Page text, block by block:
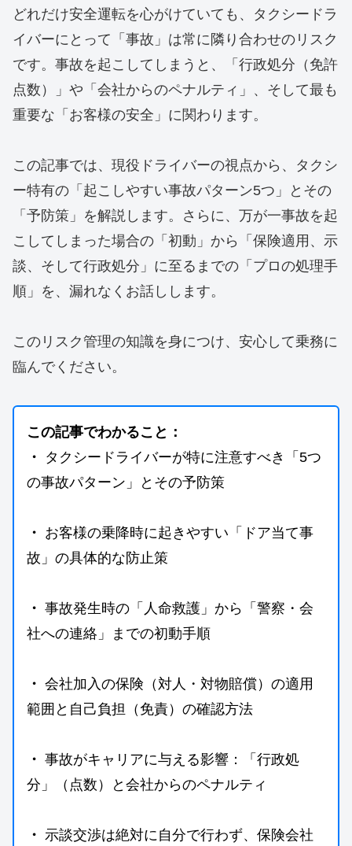
どれだけ安全運転を心がけていても、タクシードラ
イバーにとって「事故」は常に隣り合わせのリスク
です。事故を起こしてしまうと、「行政処分（免許
点数）」や「会社からのペナルティ」、そして最も
重要な「お客様の安全」に関わります。
この記事では、現役ドライバーの視点から、タクシ
ー特有の「起こしやすい事故パターン5つ」とその
「予防策」を解説します。さらに、万が一事故を起
こしてしまった場合の「初動」から「保険適用、示
談、そして行政処分」に至るまでの「プロの処理手
順」を、漏れなくお話しします。
このリスク管理の知識を身につけ、安心して乗務に
臨んでください。
この記事でわかること：
・
タクシードライバーが特に注意すべき「5つ
の事故パターン」とその予防策
・ お客様の乗降時に起きやすい「ドア当て事
故」の具体的な防止策
・ 事故発生時の「人命救護」から「警察・会
社への連絡」までの初動手順
・ 会社加入の保険（対人・対物賠償）の適用
範囲と自己負担（免責）の確認方法
・ 事故がキャリアに与える影響：「行政処
分」（点数）と会社からのペナルティ
・ 示談交渉は絶対に自分で行わず、保険会社